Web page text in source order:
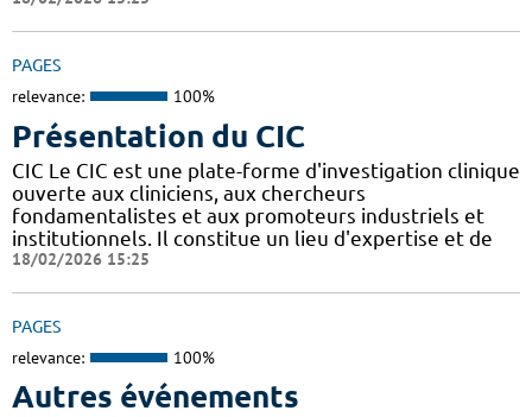
PAGES
relevance: 100%
Présentation du CIC
CIC Le CIC est une plate-forme d'investigation clinique
ouverte aux cliniciens, aux chercheurs
fondamentalistes et aux promoteurs industriels et
institutionnels. Il constitue un lieu d'expertise et de
18/02/2026 15:25
PAGES
relevance: 100%
Autres événements